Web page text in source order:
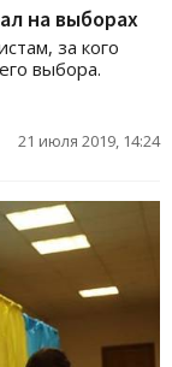
на выборах
за кого
выбора.
21 июля 2019, 14:24